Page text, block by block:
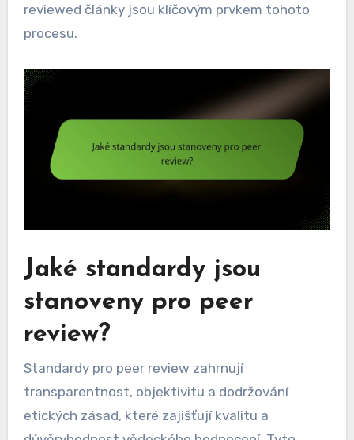
reviewed články jsou klíčovým prvkem tohoto
procesu.
Jaké standardy jsou
stanoveny pro peer
review?
Standardy pro peer review zahrnují
transparentnost, objektivitu a dodržování
etických zásad, které zajišťují kvalitu a